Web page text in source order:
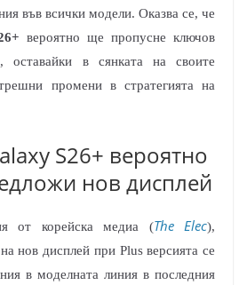
във всички модели. Оказва се, че
вероятно ще пропусне ключов
оставайки в сянката на своите
промени в стратегията на
S26+ вероятно
нов дисплей
от корейска медиа (The Elec),
нов дисплей при Plus версията се
в моделната линия в последния